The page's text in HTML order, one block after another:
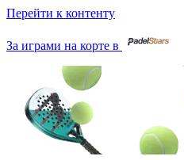
Перейти к контенту
За играми на корте в